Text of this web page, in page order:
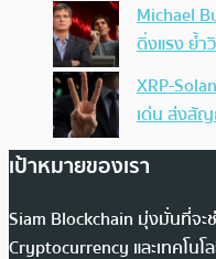
Michael
ดิ่งแรง ย้
XRP-
เด่น ส่งสั
เป้าหมายของเรา
Siam Blockchain มุ่งมั่นที่จะ
Cryptocurrency และเทคโน